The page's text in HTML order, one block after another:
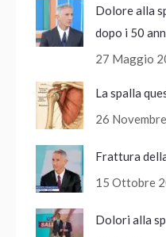
Dolore alla
dopo i 50
27 Maggio
La spalla
26
Frattura
15 Ottobre
Dolori alla